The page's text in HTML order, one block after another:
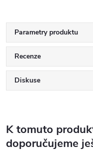
Parametry produktu
Recenze
Diskuse
K tomuto
doporučujeme